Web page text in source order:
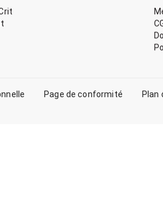
Page de conformité Plan